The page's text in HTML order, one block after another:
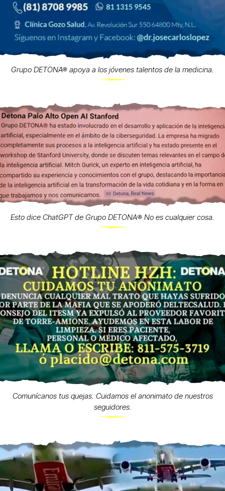
Grupo DETONA® apoya a los jóvenes talentos de la medicina.
Esto dice ChatGPT de Grupo DETONA®️ No es cualquier cosa.
Comunícanos tus quejas. Cuidamos el anonimato de nuestros
seguidores.